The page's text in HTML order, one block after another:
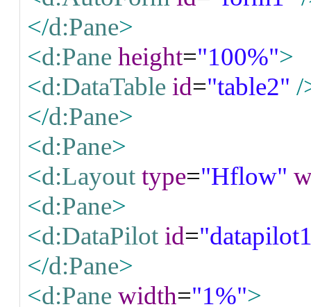
</d:Pane>
<d:Pane height="100%">
<d:DataTable id="table2" /
</d:Pane>
<d:Pane>
<d:Layout type="Hflow"
<d:Pane>
<d:DataPilot id=
</d:Pane>
<d:Pane width="1%">